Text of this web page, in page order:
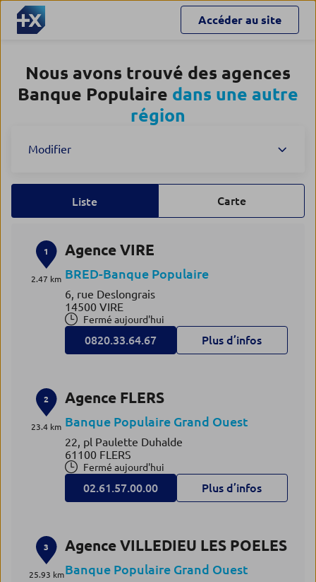
Accéder au site
Nous avons trouvé des agences
Banque Populaire dans une autre
région
Modifier
Liste Carte
1
2.47 km
Agence VIRE
BRED-Banque Populaire
6, rue Deslongrais
14500 VIRE
Fermé aujourd'hui
0820.33.64.67 Plus d’infos
2
23.4 km
Agence FLERS
Banque Populaire Grand Ouest
22, pl Paulette Duhalde
61100 FLERS
Fermé aujourd'hui
02.61.57.00.00 Plus d’infos
3
25.93 km
Agence VILLEDIEU LES POELES
Banque Populaire Grand Ouest